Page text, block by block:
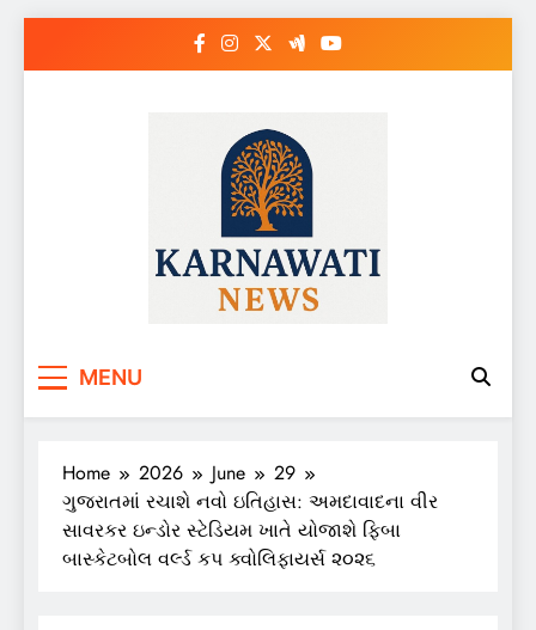
MENU
Home 2026 June
29
ગુજરાતમાં રચાશે નવો ઇતિહાસ: અમદાવાદના વીર
સાવરકર ઇન્ડોર સ્ટેડિયમ ખાતે યોજાશે ફિબા
બાસ્કેટબોલ વર્લ્ડ કપ ક્વોલિફાયર્સ ૨૦૨૬